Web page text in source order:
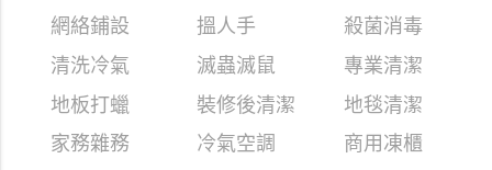
網絡鋪設
搵人手
殺菌消毒
清洗冷氣
滅蟲滅鼠
專業清潔
地板打蠟
裝修後清潔
地毯清潔
家務雜務
冷氣空調
商用凍櫃